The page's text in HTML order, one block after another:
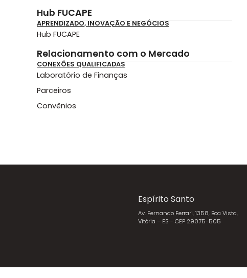
Hub FUCAPE
APRENDIZADO, INOVAÇÃO E NEGÓCIOS
Hub FUCAPE
Relacionamento com o Mercado
CONEXÕES QUALIFICADAS
Laboratório de Finanças
Parceiros
Convênios
Espírito Santo
Av. Fernando Ferrari, 1358, Boa Vista,
Vitória – ES - CEP 29075-505